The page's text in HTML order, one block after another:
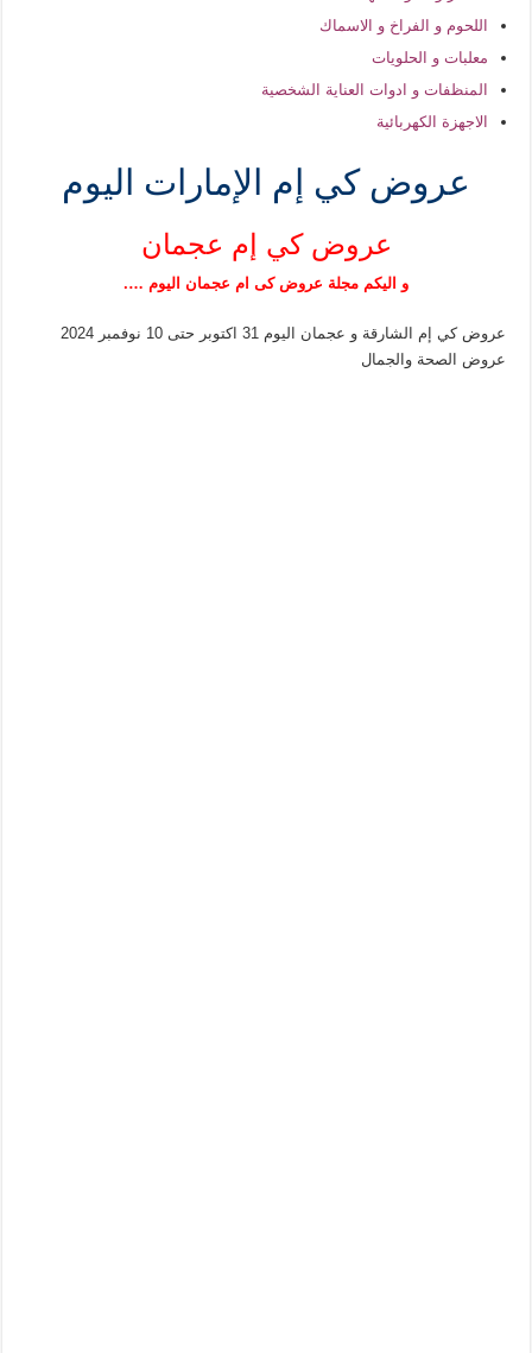
اللحوم و الفراخ و الاسماك
معلبات و الحلويات
المنظفات و ادوات العناية الشخصية
الاجهزة الكهربائية
عروض كي إم الإمارات اليوم
عروض كي إم عجمان
و اليكم مجلة عروض كى ام عجمان اليوم ….
عروض كي إم الشارقة و عجمان اليوم 31 اكتوبر حتى 10 نوفمبر 2024
عروض الصحة والجمال